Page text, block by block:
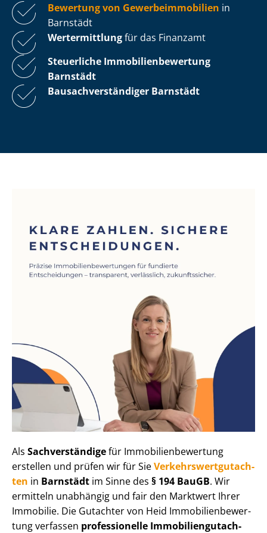
Bewertung von Ge­wer­be­im­mo­bi­li­en in
Barnstädt
Wertermittlungfür das Finanzamt
Steuerliche Im­mo­bi­li­en­be­wer­tung
Barnstädt
Bau­sach­ver­stän­di­ger Barnstädt
Als Sachverständigefür Im­mo­bi­li­en­be­wer­tung
erstellen und prüfen wir für SieVer­kehrs­wert­gut­ach­
ten in Barnstädt im Sinne des § 194 BauGB. Wir
ermitteln unabhängig und fair den Marktwert Ihrer
Immobilie. Die Gutachter von Heid Im­mo­bi­li­en­be­wer­
tung verfassen professionelle Im­mo­bi­li­en­gut­ach­